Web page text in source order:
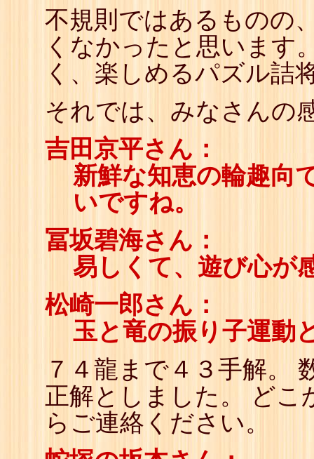
不規則ではあるものの
くなかったと思います
く、楽しめるパズル詰
それでは、みなさんの
吉田京平さん：
新鮮な知恵の輪趣向
いですね。
冨坂碧海さん：
易しくて、遊び心が
松崎一郎さん：
玉と竜の振り子運動
７４龍まで４３手解。
正解としました。 どこ
らご連絡ください。